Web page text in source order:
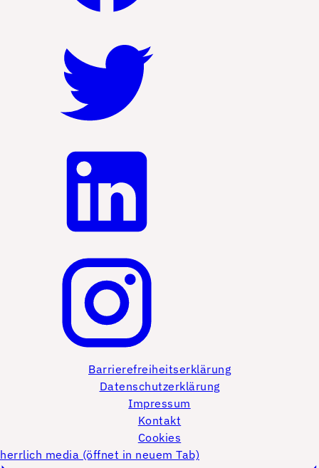
Barrierefreiheitserklärung
Datenschutzerklärung
Impressum
Kontakt
Cookies
herrlich media (öffnet in neuem Tab)